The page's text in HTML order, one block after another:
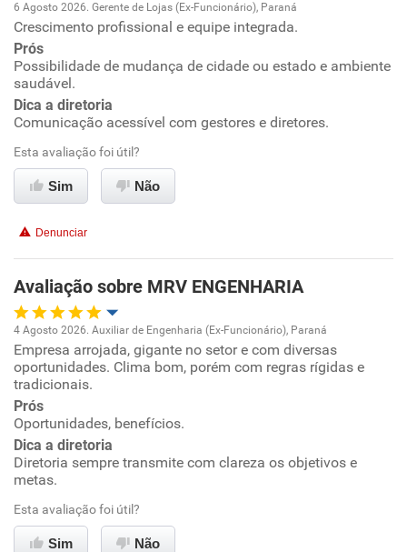
Oportunidade de promoção
Ambiente de trabalho
Conciliação com a vida familiar
Benefícios
Recomenda a diretoria
6 Agosto 2026. Gerente de Lojas (Ex-Funcionário), Paraná
Crescimento profissional e equipe integrada.
Prós
Possibilidade de mudança de cidade ou estado e ambiente
saudável.
Dica a diretoria
Comunicação acessível com gestores e diretores.
Esta avaliação foi útil?
Sim Não
Denunciar
Avaliação sobre MRV ENGENHARIA
Oportunidade de promoção
Conciliação com a vida familiar
Benefícios
4 Agosto 2026. Auxiliar de Engenharia (Ex-Funcionário), Paraná
Empresa arrojada, gigante no setor e com diversas
oportunidades. Clima bom, porém com regras rígidas e
tradicionais.
Prós
Oportunidades, benefícios.
Dica a diretoria
Diretoria sempre transmite com clareza os objetivos e
metas.
Esta avaliação foi útil?
Sim Não